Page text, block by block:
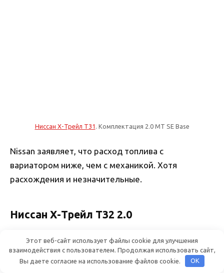
Ниссан Х-Трейл T31 . Комплектация 2.0 MT SE Base
Nissan заявляет, что расход топлива с
вариатором ниже, чем с механикой. Хотя
расхождения и незначительные.
Ниссан Х-Трейл Т32 2.0
Параметры двухлитрового двигателя на
полноприводном Х-Трейл 2.0 Т32 с
бесступенчатой трансмиссией можно
Этот веб-сайт использует файлы cookie для улучшения
взаимодействия с пользователем. Продолжая использовать сайт,
Вы даете согласие на использование файлов cookie.
OK